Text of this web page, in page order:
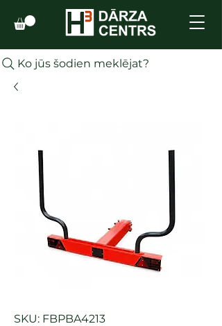
Ko jūs šodien meklējat?
SKU: FBPBA4213